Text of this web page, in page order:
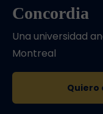
Concordia
Una universidad
Montreal
Quiero